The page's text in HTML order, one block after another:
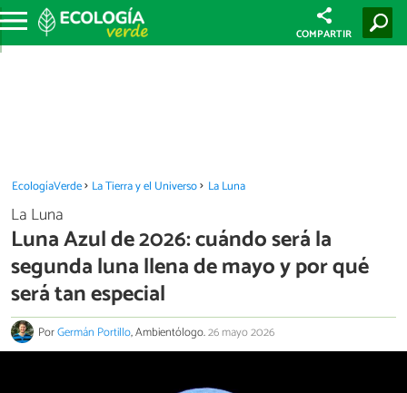
COMPARTIR
EcologíaVerde La Tierra y el Universo La Luna
La Luna
Luna Azul de 2026: cuándo será la
segunda luna llena de mayo y por qué
será tan especial
PorGermán Portillo, Ambientólogo.26 mayo 2026